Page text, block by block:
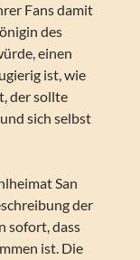
Fans damit
des
einen
ist, wie
der sollte
sich selbst
San
der
sofort, dass
ist. Die